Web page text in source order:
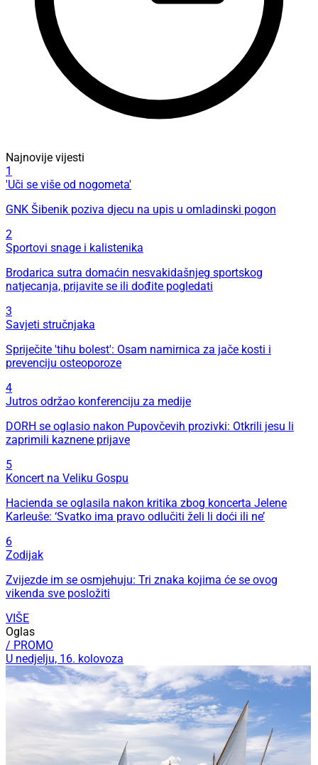
Najnovije vijesti
1
'Uči se više od nogometa'
GNK Šibenik poziva djecu na upis u omladinski pogon
2
Sportovi snage i kalistenika
Brodarica sutra domaćin nesvakidašnjeg sportskog
natjecanja, prijavite se ili dođite pogledati
3
Savjeti stručnjaka
Spriječite 'tihu bolest': Osam namirnica za jače kosti i
prevenciju osteoporoze
4
Jutros održao konferenciju za medije
DORH se oglasio nakon Pupovčevih prozivki: Otkrili jesu li
zaprimili kaznene prijave
5
Koncert na Veliku Gospu
Hacienda se oglasila nakon kritika zbog koncerta Jelene
Karleuše: ‘Svatko ima pravo odlučiti želi li doći ili ne’
6
Zodijak
Zvijezde im se osmjehuju: Tri znaka kojima će se ovog
vikenda sve posložiti
VIŠE
Oglas
/ PROMO
U nedjelju, 16. kolovoza